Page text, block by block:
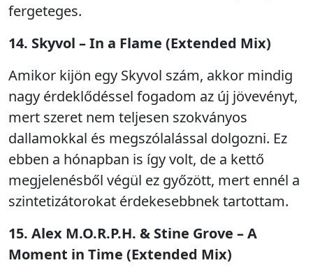
fergeteges.
14. Skyvol – In a Flame (Extended Mix)
Amikor kijön egy Skyvol szám, akkor mindig
nagy érdeklődéssel fogadom az új jövevényt,
mert szeret nem teljesen szokványos
dallamokkal és megszólalással dolgozni. Ez
ebben a hónapban is így volt, de a kettő
megjelenésből végül ez győzött, mert ennél a
szintetizátorokat érdekesebbnek tartottam.
15. Alex M.O.R.P.H. & Stine Grove – A
Moment in Time (Extended Mix)